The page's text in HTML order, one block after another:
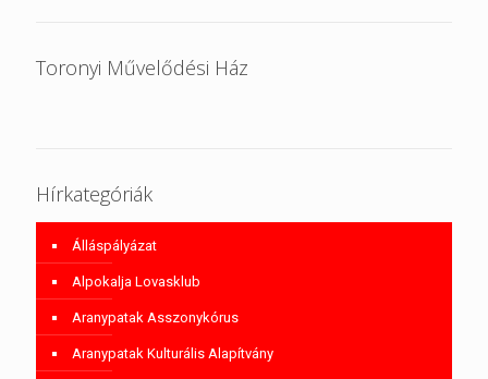
Toronyi Művelődési Ház
Hírkategóriák
Álláspályázat
Alpokalja Lovasklub
Aranypatak Asszonykórus
Aranypatak Kulturális Alapítvány